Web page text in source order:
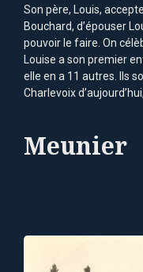
Son père, Louis,
Bouchard, d’épouser
pouvoir le faire. On
Louise a son premier
elle en a 11 autres. Ils
Charlevoix
Meunier